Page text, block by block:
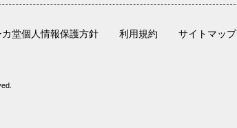
堂個人情報保護方針 利用規約 サイトマップ